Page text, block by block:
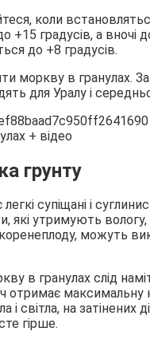
коли
+15 градусів, а вночі
до +8 градусів.
моркву в гранулах.
для Уралу і
грунту
супіщані і
які утримують
можуть
в гранулах слід
отримає максимальну
і світла, на затінених
гірше.